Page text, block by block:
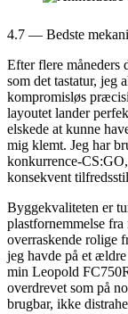
4.7 — Bedste
Efter flere måneders
som det tastatur, jeg
kompromisløs
layoutet lander
elskede at kunne
mig klemt. Jeg har
konkurrence-
konsekvent
Byggekvaliteten er
plastfornemmelse
overraskende rolige
jeg havde på et
min Leopold
overdrevet som på
brugbar, ikke